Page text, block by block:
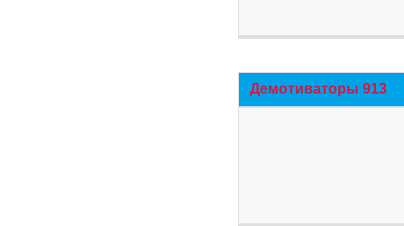
Демотиваторы 913